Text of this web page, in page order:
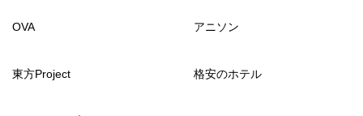
OVA アニソン
東方Project 格安のホテル